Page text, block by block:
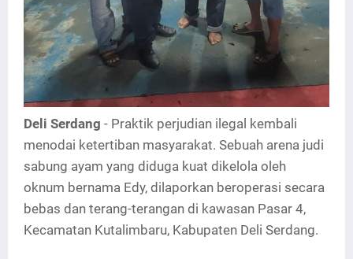
Deli Serdang - Praktik perjudian ilegal kembali
menodai ketertiban masyarakat. Sebuah arena judi
sabung ayam yang diduga kuat dikelola oleh
oknum bernama Edy, dilaporkan beroperasi secara
bebas dan terang-terangan di kawasan Pasar 4,
Kecamatan Kutalimbaru, Kabupaten Deli Serdang.